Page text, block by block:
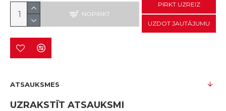
NOPIRKT
PIRKT UZREIZ
UZDOT JAUTĀJUMU
ATSAUKSMES
UZRAKSTĪT ATSAUKSMI